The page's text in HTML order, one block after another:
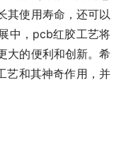
其使用寿命，还可以
中，pcb红胶工艺将
大的便利和创新。希
艺和其神奇作用，并